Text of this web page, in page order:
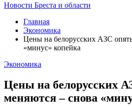
Новости Бреста и области
Главная
Экономика
Цены на белорусских АЗС
«минус» копейка
Экономика
Цены на белорусских
меняются – снова